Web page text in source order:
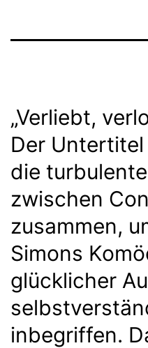
„Verliebt,
Der
die
zwischen
zusammen,
Simons
glücklicher
inbegriffen.